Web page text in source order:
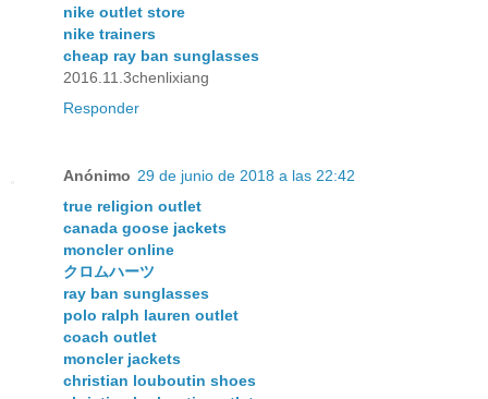
nike outlet store
nike trainers
cheap ray ban sunglasses
2016.11.3chenlixiang
Responder
Anónimo 29 de junio de 2018 a las 22:42
true religion outlet
canada goose jackets
moncler online
クロムハーツ
ray ban sunglasses
polo ralph lauren outlet
coach outlet
moncler jackets
christian louboutin shoes